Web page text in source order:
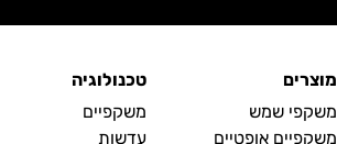
מוצרים
משקפי שמש
משקפיים אופטיים
טכנולוגיה
משקפיים
עדשות